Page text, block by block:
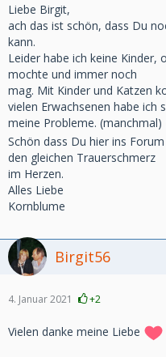
Liebe Birgit,
ach das ist schön, dass Du
kann.
Leider habe ich keine Kinder,
mochte und immer noch
mag. Mit Kinder und Katzen
vielen Erwachsenen habe ich
meine Probleme. (manchmal)
Schön dass Du hier ins
den gleichen Trauerschmerz
im Herzen.
Alles Liebe
Kornblume
Birgit56
4. Januar 2021 +2
Vielen danke meine Liebe